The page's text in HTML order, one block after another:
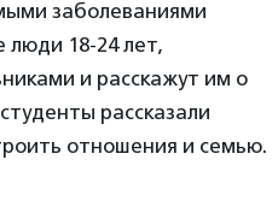
заболеваниями
18-24 лет,
и расскажут им о
рассказали
отношения и семью.